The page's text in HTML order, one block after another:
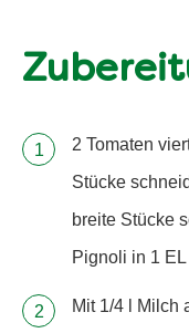
2 Tomaten
Stücke
breite Stücke
Pignoli in 1
Mit 1/4 l Milch